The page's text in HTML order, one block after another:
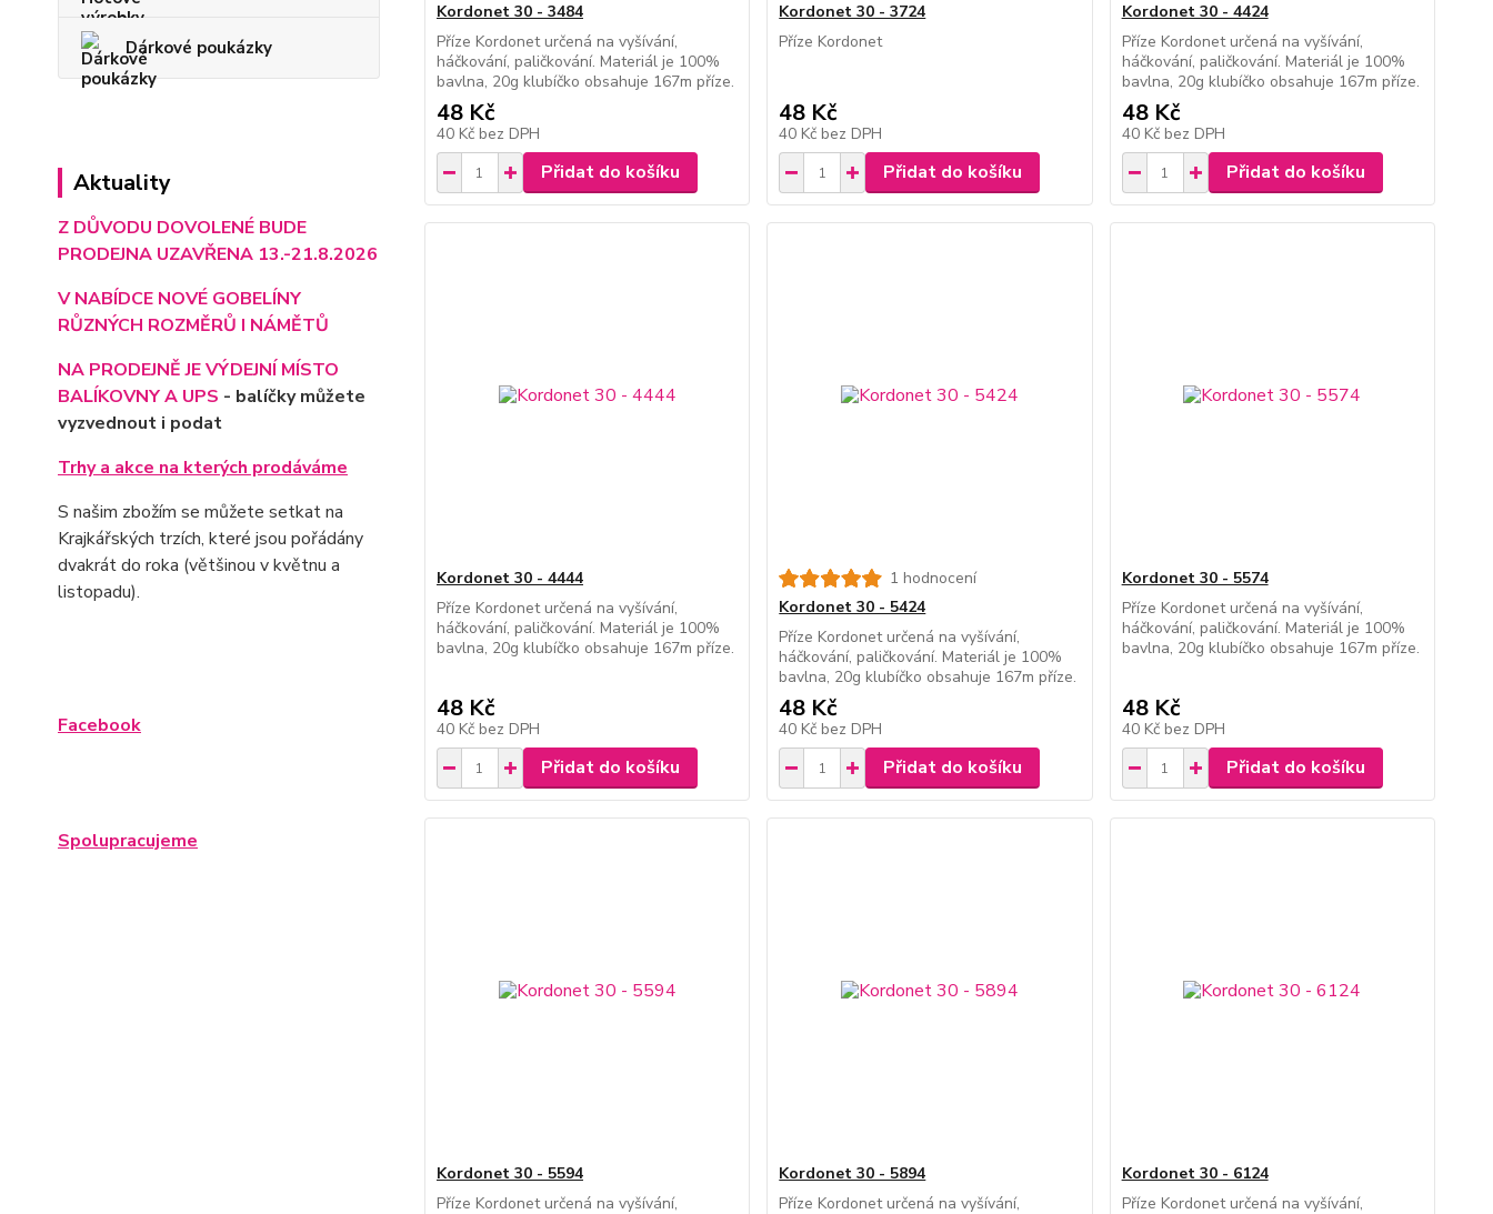
Dárkové poukázky
Aktuality
Z DŮVODU DOVOLENÉ BUDE
PRODEJNA UZAVŘENA 13.-21.8.2026
V NABÍDCE NOVÉ GOBELÍNY
RŮZNÝCH ROZMĚRŮ I NÁMĚTŮ
NA PRODEJNĚ JE VÝDEJNÍ MÍSTO
BALÍKOVNY A UPS - balíčky můžete
vyzvednout i podat
Trhy a akce na kterých prodáváme
S našim zbožím se můžete setkat na
Krajkářských trzích, které jsou pořádány
dvakrát do roka (většinou v květnu a
listopadu).
Facebook
Spolupracujeme
Kordonet 30 - 3484
Příze Kordonet určená na vyšívání,
háčkování, paličkování. Materiál je 100%
bavlna, 20g klubíčko obsahuje 167m příze.
48 Kč
40 Kč bez DPH
Přidat do košíku
Kordonet 30 - 3724
Příze Kordonet
48 Kč
40 Kč bez DPH
Přidat do košíku
Kordonet 30 - 4424
Příze Kordonet určená na vyšívání,
háčkování, paličkování. Materiál je 100%
bavlna, 20g klubíčko obsahuje 167m příze.
48 Kč
40 Kč bez DPH
Přidat do košíku
Kordonet 30 - 4444
Příze Kordonet určená na vyšívání,
háčkování, paličkování. Materiál je 100%
bavlna, 20g klubíčko obsahuje 167m příze.
48 Kč
40 Kč bez DPH
Přidat do košíku
1 hodnocení
Kordonet 30 - 5424
Příze Kordonet určená na vyšívání,
háčkování, paličkování. Materiál je 100%
bavlna, 20g klubíčko obsahuje 167m příze.
48 Kč
40 Kč bez DPH
Přidat do košíku
Kordonet 30 - 5574
Příze Kordonet určená na vyšívání,
háčkování, paličkování. Materiál je 100%
bavlna, 20g klubíčko obsahuje 167m příze.
48 Kč
40 Kč bez DPH
Přidat do košíku
Kordonet 30 - 5594
Příze Kordonet určená na vyšívání,
Kordonet 30 - 5894
Příze Kordonet určená na vyšívání,
Kordonet 30 - 6124
Příze Kordonet určená na vyšívání,